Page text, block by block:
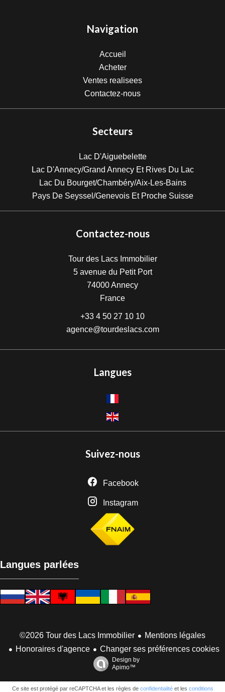
Navigation
Accueil
Acheter
Ventes realisees
Contactez-nous
Secteurs
Lac D'Aiguebelette
Lac D'Annecy/Grand Annecy Et Rives Du Lac
Lac Du Bourget/Chambéry/Aix-Les-Bains
Pays De Seyssel/Genevois Et Proche Suisse
Contactez-nous
Tour des Lacs Immobilier
5 avenue du Petit Port
74000Annecy
France
+33 4 50 27 10 10
agence@tourdeslacs.com
Langues
Suivez-nous
Facebook
Instagram
Langues parlées
©2026 Tour des Lacs Immobilier
Mentions légales
Honoraires d'agence
Changer ses préférences cookies
Design by
Apimo™
Ce site est protégé par reCAPTCHA et les règles de confidentialitéet les conditions